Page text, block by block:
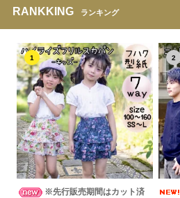
RANKKING ランキング
1
※先行販売期間はカット済
2